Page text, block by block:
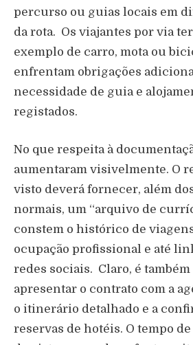
percurso ou guias locais em
da rota. Os viajantes por via
exemplo de carro, mota ou
enfrentam obrigações
necessidade de guia e
registados.
No que respeita à
aumentaram visivelmente. O
visto deverá fornecer, além
normais, um “arquivo de
constem o histórico de
ocupação profissional e até
redes sociais. Claro, é
apresentar o contrato com a
o itinerário detalhado e a
reservas de hotéis. O tempo